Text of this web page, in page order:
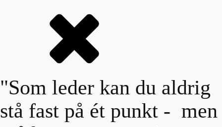
"Som leder kan du aldrig
stå fast på ét punkt - men